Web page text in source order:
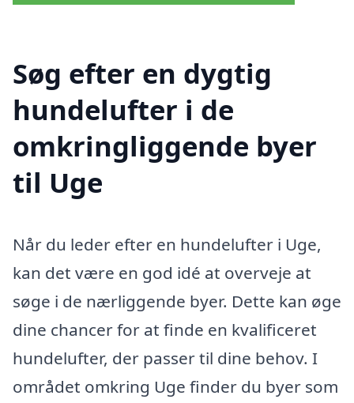
Søg efter en dygtig
hundelufter i de
omkringliggende byer
til Uge
Når du leder efter en hundelufter i Uge,
kan det være en god idé at overveje at
søge i de nærliggende byer. Dette kan øge
dine chancer for at finde en kvalificeret
hundelufter, der passer til dine behov. I
området omkring Uge finder du byer som